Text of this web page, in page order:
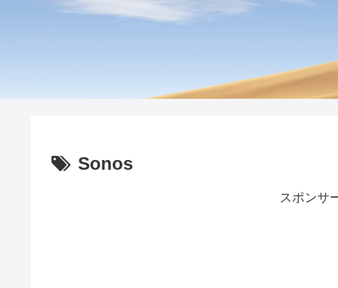
Sonos
スポンサ